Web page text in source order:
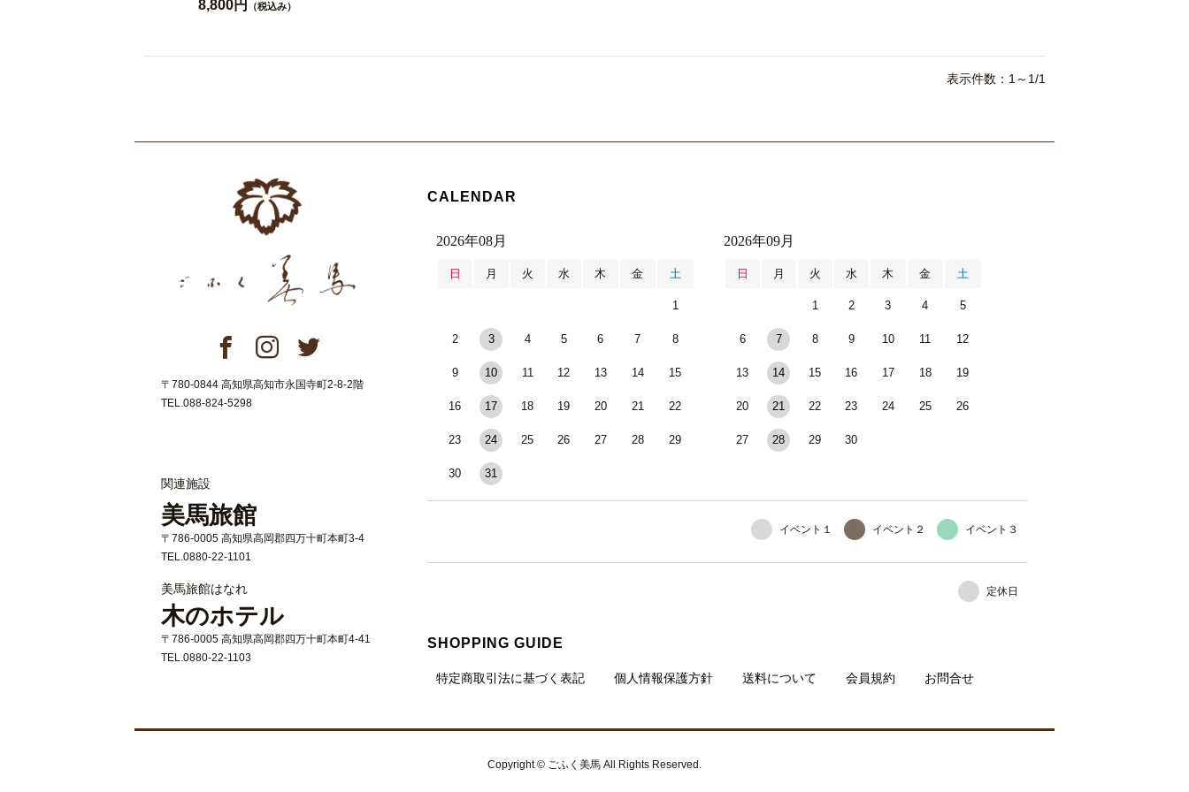
8,800円 （税込み）
表示件数：1～1/1
〒780-0844 高知県高知市永国寺町2-8-2階
TEL.088-824-5298
関連施設
美馬旅館
〒786-0005 高知県高岡郡四万十町本町3-4
TEL.0880-22-1101
美馬旅館はなれ
木のホテル
〒786-0005 高知県高岡郡四万十町本町4-41
TEL.0880-22-1103
CALENDAR
2026年08月
日 月 火 水 木 金 土
1
2 3 4 5 6 7 8
9 10 11 12 13 14 15
16 17 18 19 20 21 22
23 24 25 26 27 28 29
30 31
2026年09月
日 月 火 水 木 金 土
1 2 3 4 5
6 7 8 9 10 11 12
13 14 15 16 17 18 19
20 21 22 23 24 25 26
27 28 29 30
イベント１ イベント２ イベント３
定休日
SHOPPING GUIDE
特定商取引法に基づく表記 個人情報保護方針 送料について 会員規約 お問合せ
Copyright © ごふく美馬 All Rights Reserved.